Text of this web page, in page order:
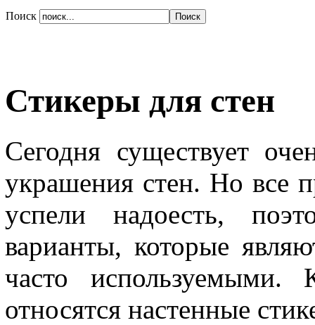
Поиск
Стикеры для стен
Сегодня существует
украшения стен. Но все
успели надоесть,
варианты, которые
часто
относятся настенные